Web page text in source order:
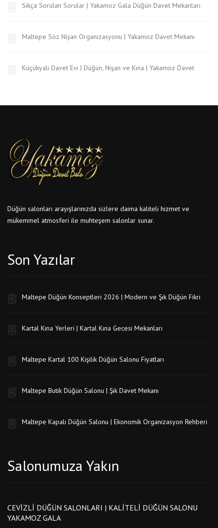
Sıkça Sorulan Sorular | Yakamoz Gala Düğün Davet Mekanları
Maltepe Söz Nişan Organizasyonu | Yakamoz Davet Mekanı
Küçükyalı Davet Evi | Düğün, Nişan ve Kına | Yakamoz Davet
Düğün salonları arayışlarınızda sizlere daima kaliteli hizmet ve
mükemmel atmosferi ile muhteşem salonlar sunar.
Son Yazılar
Maltepe Düğün Konseptleri 2026 | Modern ve Şık Düğün Fikri
Kartal Kına Yerleri | Kartal Kına Gecesi Mekanları
Maltepe Kartal 100 Kişilik Düğün Salonu Fiyatları
Maltepe Butik Düğün Salonu | Şık Davet Mekanı
Maltepe Kapalı Düğün Salonu | Ekonomik Organizasyon Rehberi
Salonumuza Yakın
CEVIZLI DÜĞÜN SALONLARI | KALITELI DÜĞÜN SALONU
YAKAMOZ GALA